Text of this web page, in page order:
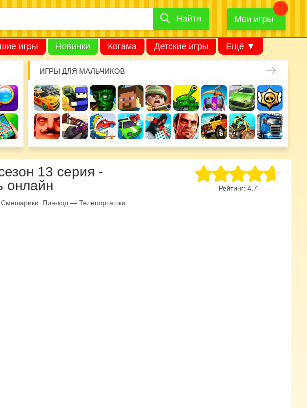
Найти
Найти Мои игры
игры Новинки Когама Детские игры Ещё ▼
ИГРЫ ДЛЯ МАЛЬЧИКОВ
Рейтинг: 4.7
13 серия -
онлайн
Смешарики: Пин-код — Телепорташки